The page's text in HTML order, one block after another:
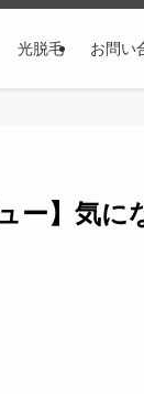
光脱毛 お問い
ー】気